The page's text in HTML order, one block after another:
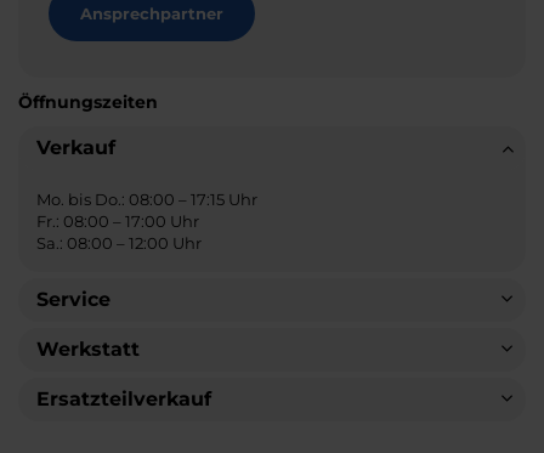
Ansprechpartner
Öffnungszeiten
Verkauf
Mo. bis Do.: 08:00 – 17:15 Uhr
Fr.: 08:00 – 17:00 Uhr
Sa.: 08:00 – 12:00 Uhr
Service
Werkstatt
Ersatzteilverkauf